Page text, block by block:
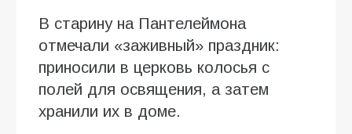
В старину на Пантелеймона
отмечали «заживный» праздник:
приносили в церковь колосья с
полей для освящения, а затем
хранили их в доме.